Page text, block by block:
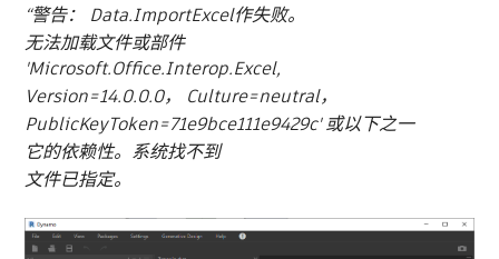
“警告： Data.ImportExcel作失败。
无法加载文件或部件
'Microsoft.Office.Interop.Excel,
Version=14.0.0.0， Culture=neutral，
PublicKeyToken=71e9bce111e9429c' 或以下之一
它的依赖性。系统找不到
文件已指定。